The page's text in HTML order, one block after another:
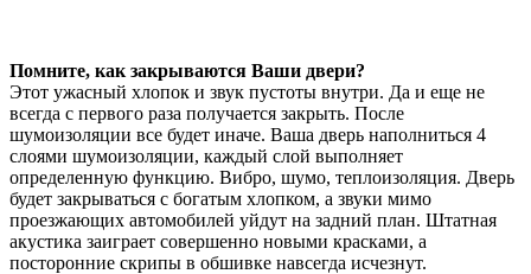
Помните, как закрываются Ваши двери?
Этот ужасный хлопок и звук пустоты внутри. Да и еще не
всегда с первого раза получается закрыть. После
шумоизоляции все будет иначе. Ваша дверь наполниться 4
слоями шумоизоляции, каждый слой выполняет
определенную функцию. Вибро, шумо, теплоизоляция. Дверь
будет закрываться с богатым хлопком, а звуки мимо
проезжающих автомобилей уйдут на задний план. Штатная
акустика заиграет совершенно новыми красками, а
посторонние скрипы в обшивке навсегда исчезнут.